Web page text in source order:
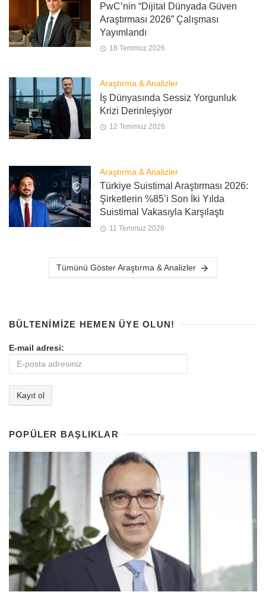
PwC’nin “Dijital Dünyada Güven
Araştırması 2026” Çalışması
Yayımlandı
18 Temmuz 2026
Araştırma & Analizler
İş Dünyasında Sessiz Yorgunluk
Krizi Derinleşiyor
12 Temmuz 2026
Araştırma & Analizler
Türkiye Suistimal Araştırması 2026:
Şirketlerin %85’i Son İki Yılda
Suistimal Vakasıyla Karşılaştı
11 Temmuz 2026
Tümünü Göster Araştırma & Analizler
BÜLTENIMIZE HEMEN ÜYE OLUN!
E-mail adresi:
POPÜLER BAŞLIKLAR